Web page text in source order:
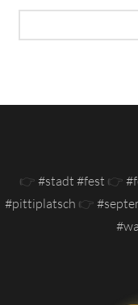
👉 #stadt #fest 👉
#pittiplatsch 👉